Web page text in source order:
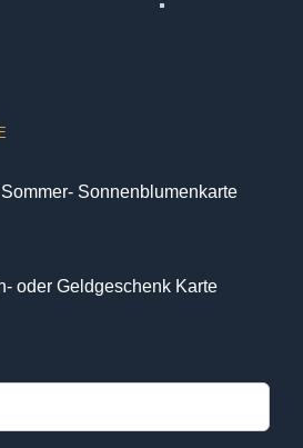
Sonnenblumenkarte
oder Geldgeschenk Karte